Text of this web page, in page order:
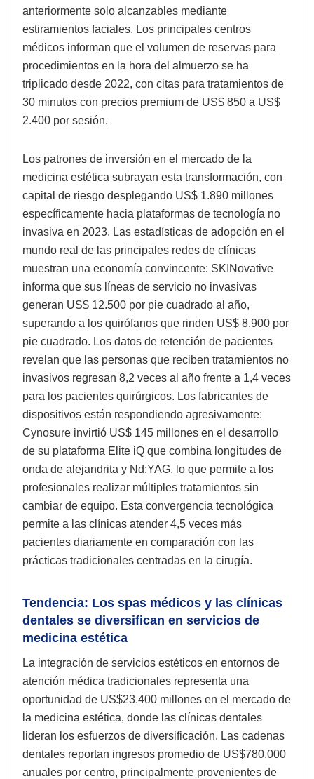
anteriormente solo alcanzables mediante
estiramientos faciales. Los principales centros
médicos informan que el volumen de reservas para
procedimientos en la hora del almuerzo se ha
triplicado desde 2022, con citas para tratamientos de
30 minutos con precios premium de US$ 850 a US$
2.400 por sesión.
Los patrones de inversión en el mercado de la
medicina estética subrayan esta transformación, con
capital de riesgo desplegando US$ 1.890 millones
específicamente hacia plataformas de tecnología no
invasiva en 2023. Las estadísticas de adopción en el
mundo real de las principales redes de clínicas
muestran una economía convincente: SKINovative
informa que sus líneas de servicio no invasivas
generan US$ 12.500 por pie cuadrado al año,
superando a los quirófanos que rinden US$ 8.900 por
pie cuadrado. Los datos de retención de pacientes
revelan que las personas que reciben tratamientos no
invasivos regresan 8,2 veces al año frente a 1,4 veces
para los pacientes quirúrgicos. Los fabricantes de
dispositivos están respondiendo agresivamente:
Cynosure invirtió US$ 145 millones en el desarrollo
de su plataforma Elite iQ que combina longitudes de
onda de alejandrita y Nd:YAG, lo que permite a los
profesionales realizar múltiples tratamientos sin
cambiar de equipo. Esta convergencia tecnológica
permite a las clínicas atender 4,5 veces más
pacientes diariamente en comparación con las
prácticas tradicionales centradas en la cirugía.
Tendencia: Los spas médicos y las clínicas
dentales se diversifican en servicios de
medicina estética
La integración de servicios estéticos en entornos de
atención médica tradicionales representa una
oportunidad de US$23.400 millones en el mercado de
la medicina estética, donde las clínicas dentales
lideran los esfuerzos de diversificación. Las cadenas
dentales reportan ingresos promedio de US$780.000
anuales por centro, principalmente provenientes de